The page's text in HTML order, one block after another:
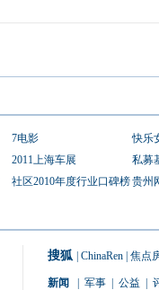
7电影
快乐
2011上海车展
私募
社区2010年度行业口碑榜贵州
搜狐 ChinaRen 焦点
新闻 军事 公益